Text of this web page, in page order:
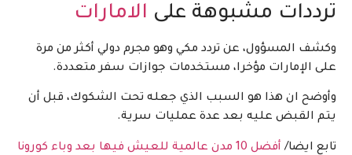
ترددات مشبوهة على الامارات
وكشف المسؤول، عن تردد مكي وهو مجرم دولي أكثر من مرة
على الإمارات مؤخرا، مستخدمات جوازات سفر متعددة.
وأوضح ان هذا هو السبب الذي جعله تحت الشكوك، قبل أن
يتم القبض عليه بعد عدة عمليات سرية.
تابع ايضا/ أفضل 10 مدن عالمية للعيش فيها بعد وباء كورونا